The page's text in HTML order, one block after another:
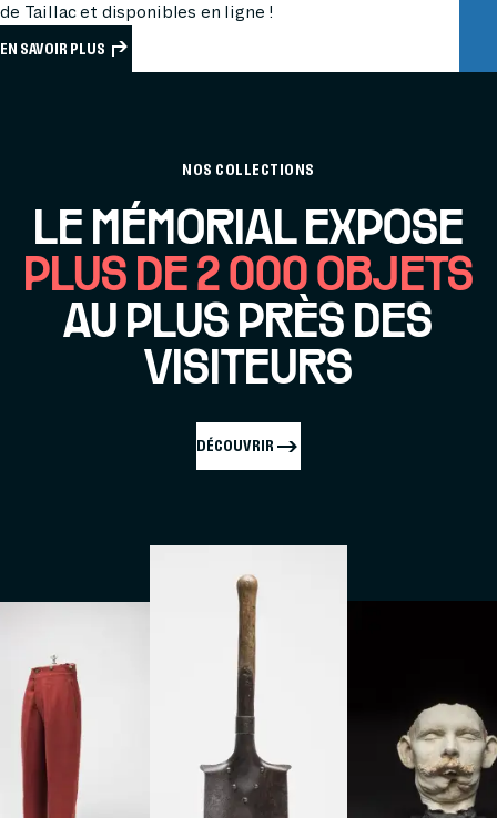
de Taillac et disponibles en ligne !
EN SAVOIR PLUS
NOS COLLECTIONS
LE MÉMORIAL EXPOSE
PLUS DE 2 000 OBJETS
AU PLUS PRÈS DES
VISITEURS
DÉCOUVRIR